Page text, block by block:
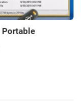
Portable